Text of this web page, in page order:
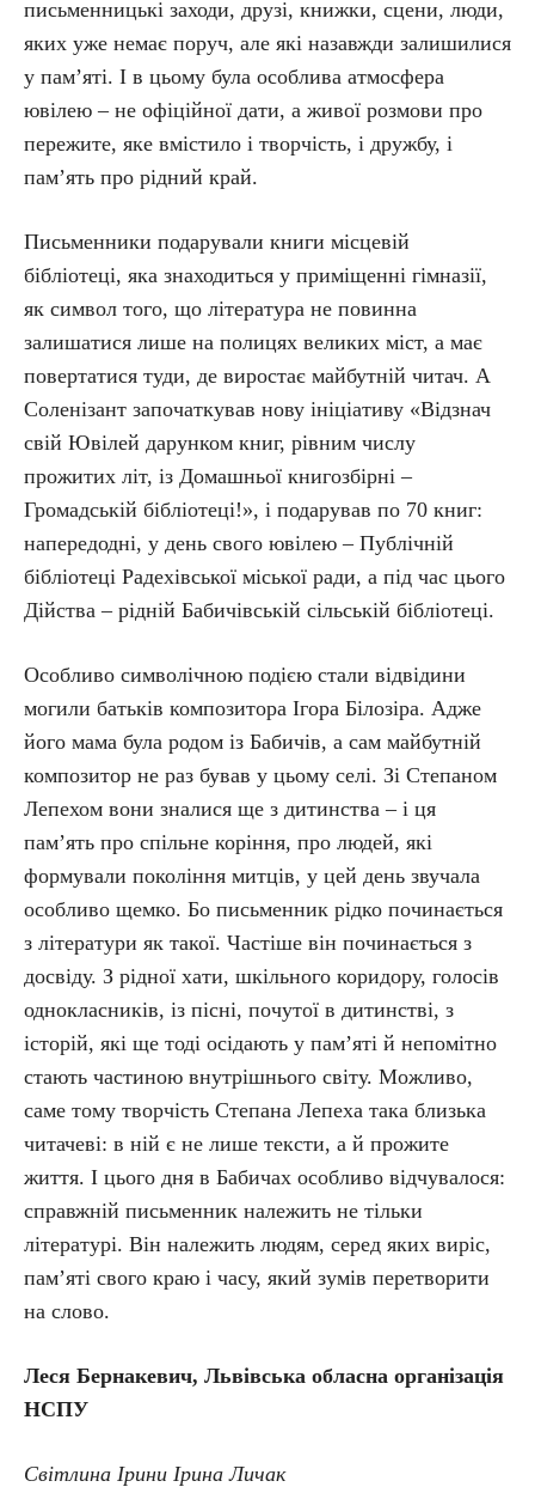
письменницькі заходи, друзі, книжки, сцени, люди,
яких уже немає поруч, але які назавжди залишилися
у пам’яті. І в цьому була особлива атмосфера
ювілею – не офіційної дати, а живої розмови про
пережите, яке вмістило і творчість, і дружбу, і
пам’ять про рідний край.
Письменники подарували книги місцевій
бібліотеці, яка знаходиться у приміщенні гімназії,
як символ того, що література не повинна
залишатися лише на полицях великих міст, а має
повертатися туди, де виростає майбутній читач. А
Соленізант започаткував нову ініціативу «Відзнач
свій Ювілей дарунком книг, рівним числу
прожитих літ, із Домашньої книгозбірні –
Громадській бібліотеці!», і подарував по 70 книг:
напередодні, у день свого ювілею – Публічній
бібліотеці Радехівської міської ради, а під час цього
Дійства – рідній Бабичівській сільській бібліотеці.
Особливо символічною подією стали відвідини
могили батьків композитора Ігора Білозіра. Адже
його мама була родом із Бабичів, а сам майбутній
композитор не раз бував у цьому селі. Зі Степаном
Лепехом вони зналися ще з дитинства – і ця
пам’ять про спільне коріння, про людей, які
формували покоління митців, у цей день звучала
особливо щемко. Бо письменник рідко починається
з літератури як такої. Частіше він починається з
досвіду. З рідної хати, шкільного коридору, голосів
однокласників, із пісні, почутої в дитинстві, з
історій, які ще тоді осідають у пам’яті й непомітно
стають частиною внутрішнього світу. Можливо,
саме тому творчість Степана Лепеха така близька
читачеві: в ній є не лише тексти, а й прожите
життя. І цього дня в Бабичах особливо відчувалося:
справжній письменник належить не тільки
літературі. Він належить людям, серед яких виріс,
пам’яті свого краю і часу, який зумів перетворити
на слово.
Леся Бернакевич, Львівська обласна організація
НСПУ
Світлина Ірини Ірина Личак